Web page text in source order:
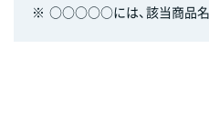
※ ○○○○○には、該当商品名